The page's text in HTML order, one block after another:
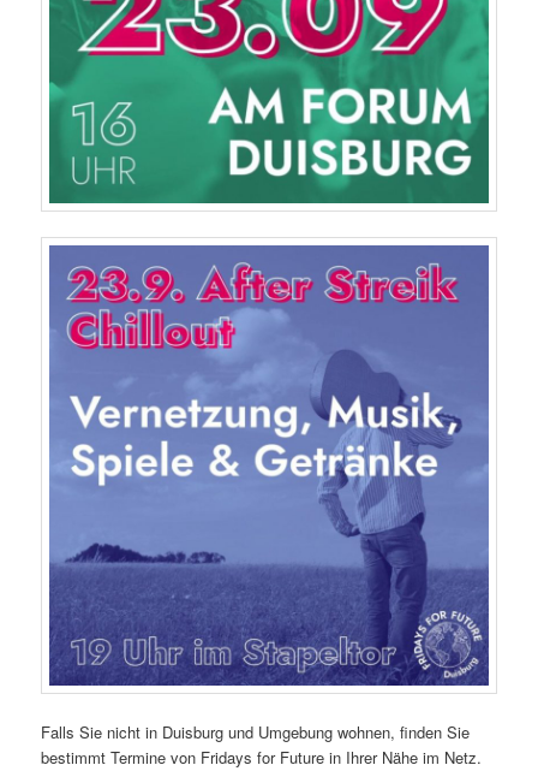
Falls Sie nicht in Duisburg und Umgebung wohnen, finden Sie
bestimmt Termine von Fridays for Future in Ihrer Nähe im Netz.